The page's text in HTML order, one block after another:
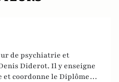
de psychiatrie et
Diderot. Il y enseigne
et coordonne le Diplôme